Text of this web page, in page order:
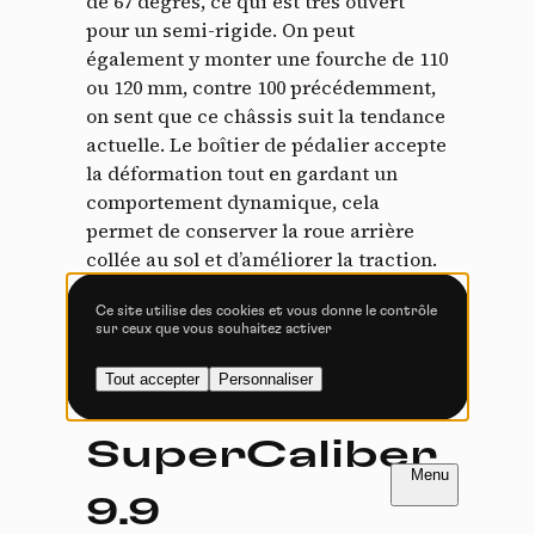
FR NL
pour un semi-rigide. On peut
également y monter une fourche de 110
ou 120 mm, contre 100 précédemment,
on sent que ce châssis suit la tendance
actuelle. Le boîtier de pédalier accepte
la déformation tout en gardant un
comportement dynamique, cela
permet de conserver la roue arrière
collée au sol et d’améliorer la traction.
Le Trek
SuperCaliber
9.9
Tout accepter Tout refuser
Vidéos
Les services de partage de vidéo permettent d'enrichir
le site de contenu multimédia et augmentent sa
visibilité.
Vimeo interdit -Ce service peut déposer
Autoriser Interdire
YouTube interdit -
déposer 4 cookies.
Autoriser Interdire
Ce site utilise des cookies et vous donne le contrôle
sur ceux que vous souhaitez activer
Tout accepter Personnaliser